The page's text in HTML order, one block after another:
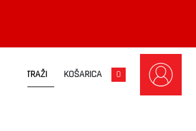
KOŠARICA 0